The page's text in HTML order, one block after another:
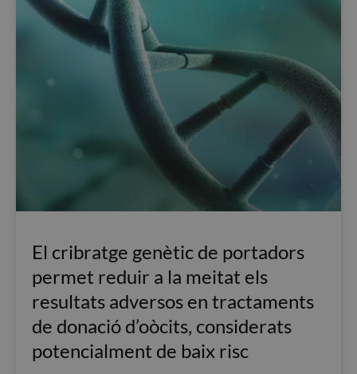
El cribratge genètic de portadors
permet reduir a la meitat els
resultats adversos en tractaments
de donació d’oòcits, considerats
potencialment de baix risc